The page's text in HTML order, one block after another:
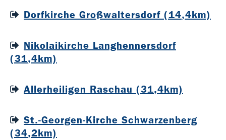
Dorfkirche Großwaltersdorf (14,4km)
Nikolaikirche Langhennersdorf
(31,4km)
Allerheiligen Raschau (31,4km)
St.-Georgen-Kirche Schwarzenberg
(34,2km)